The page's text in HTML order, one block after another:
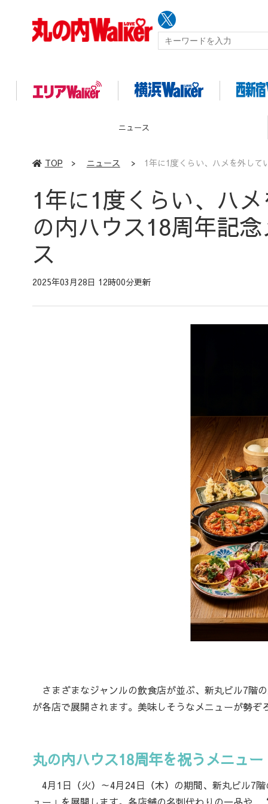
TOP > ニュース > 1年に1度くらい、ハメを外して
1年に1度くらい、ハ
の内ハウス18周年記
ス
2025年03月28日 12時00分更新
さまざまなジャンルの飲食店が並ぶ、新丸ビル7階
が各店で展開されます。美味しそうなメニューが勢ぞ
丸の内ハウス18周年を祝うメニュー
4月1日（火）～4月24日（木）の期間、新丸ビル7